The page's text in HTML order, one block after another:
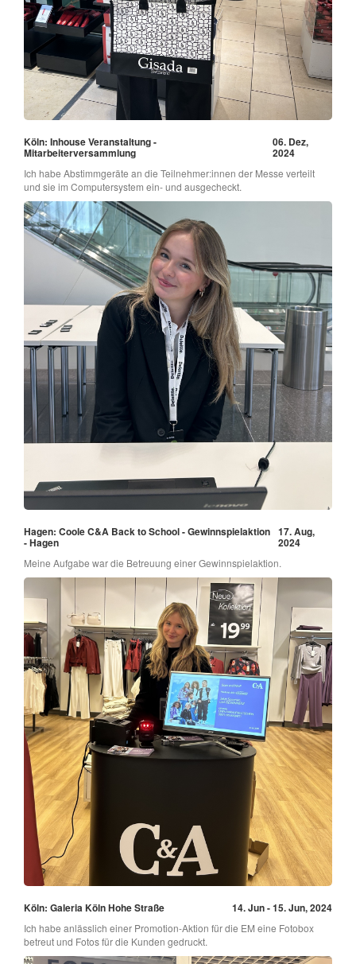
Köln: Inhouse Veranstaltung -
Mitarbeiterversammlung
06. Dez,
2024
Ich habe Abstimmgeräte an die Teilnehmer:innen der Messe verteilt
und sie im Computersystem ein- und ausgecheckt.
Hagen: Coole C&A Back to School - Gewinnspielaktion
- Hagen
17. Aug,
2024
Meine Aufgabe war die Betreuung einer Gewinnspielaktion.
Köln: Galeria Köln Hohe Straße 14. Jun - 15. Jun, 2024
Ich habe anlässlich einer Promotion-Aktion für die EM eine Fotobox
betreut und Fotos für die Kunden gedruckt.